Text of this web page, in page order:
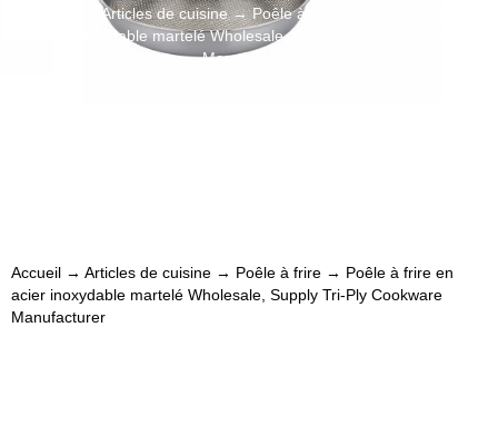
Articles de cuisine→Poêle à frire
acier inoxydable martelé Wholesale, Supply Tri-Ply Cookware
Manufacturer
Accueil → Articles de cuisine → Poêle à frire → Poêle à frire en
acier inoxydable martelé Wholesale, Supply Tri-Ply Cookware
Manufacturer